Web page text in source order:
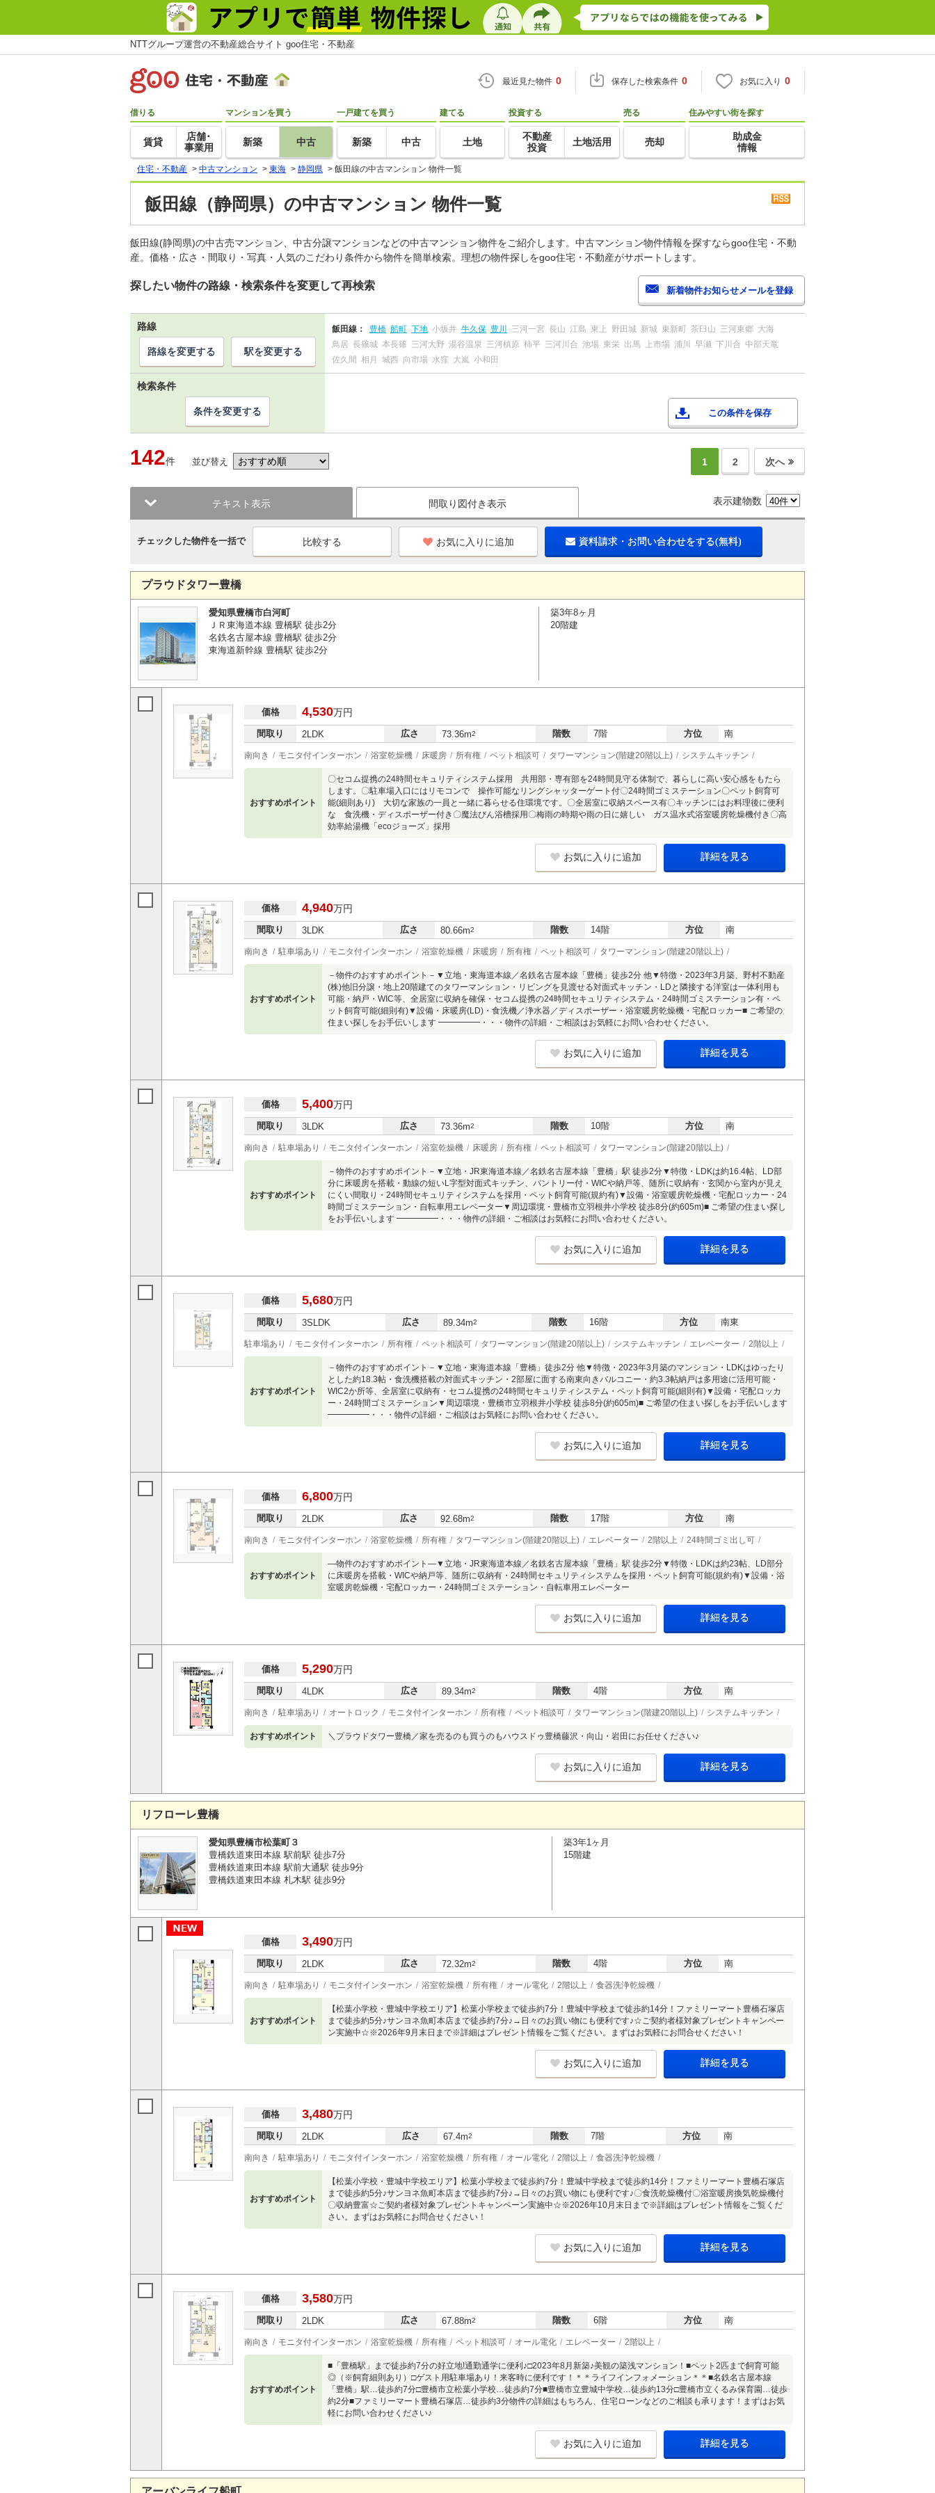
NTTグループ運営の不動産総合サイト goo住宅・不動産
最近見た物件 0 保存した検索条件 0 お気に入り 0
借りる
賃貸
店舗･
事業用
マンションを買う
新築 中古
一戸建てを買う
新築 中古
建てる
土地
投資する
不動産
投資
土地活用
売る
売却
住みやすい街を探す
助成金
情報
住宅・不動産 > 中古マンション > 東海 > 静岡県 > 飯田線の中古マンション 物件一覧
飯田線（静岡県）の中古マンション 物件一覧
飯田線(静岡県)の中古売マンション、中古分譲マンションなどの中古マンション物件をご紹介します。中古マンション物件情報を探すならgoo住宅・不動
産。価格・広さ・間取り・写真・人気のこだわり条件から物件を簡単検索。理想の物件探しをgoo住宅・不動産がサポートします。
探したい物件の路線・検索条件を変更して再検索
路線 飯田線： 豊橋 船町 下地 小坂井 牛久保 豊川 三河一宮 長山 江島 東上 野田城 新城 東新町 茶臼山 三河東郷 大海
鳥居 長篠城 本長篠 三河大野 湯谷温泉 三河槙原 柿平 三河川合 池場 東栄 出馬 上市場 浦川 早瀬 下川合 中部天竜
佐久間 相月 城西 向市場 水窪 大嵐 小和田
路線を変更する 駅を変更する
検索条件
この条件を保存
条件を変更する
142件 並び替え 1 2 次へ
テキスト表示 間取り図付き表示 表示建物数
チェックした物件を一括で お気に入りに追加 資料請求・お問い合わせをする(無料)
プラウドタワー豊橋
愛知県豊橋市白河町
ＪＲ東海道本線 豊橋駅 徒歩2分
名鉄名古屋本線 豊橋駅 徒歩2分
東海道新幹線 豊橋駅 徒歩2分
築3年8ヶ月
20階建
価格 4,530万円
間取り 2LDK 広さ 73.36m2 階数 7階 方位 南
南向き モニタ付インターホン 浴室乾燥機 床暖房 所有権 ペット相談可 タワーマンション(階建20階以上) システムキッチン
おすすめポイント
〇セコム提携の24時間セキュリティシステム採用 共用部・専有部を24時間見守る体制で、暮らしに高い安心感をもたら
します。〇駐車場入口にはリモコンで 操作可能なリングシャッターゲート付〇24時間ゴミステーション〇ペット飼育可
能(細則あり) 大切な家族の一員と一緒に暮らせる住環境です。〇全居室に収納スペース有〇キッチンにはお料理後に便利
な 食洗機・ディスポーザー付き〇魔法びん浴槽採用〇梅雨の時期や雨の日に嬉しい ガス温水式浴室暖房乾燥機付き〇高
効率給湯機「ecoジョーズ」採用
お気に入りに追加 詳細を見る
価格 4,940万円
間取り 3LDK 広さ 80.66m2 階数 14階 方位 南
南向き 駐車場あり モニタ付インターホン 浴室乾燥機 床暖房 所有権 ペット相談可 タワーマンション(階建20階以上)
おすすめポイント
－物件のおすすめポイント－▼立地・東海道本線／名鉄名古屋本線「豊橋」徒歩2分 他▼特徴・2023年3月築、野村不動産
(株)他旧分譲・地上20階建てのタワーマンション・リビングを見渡せる対面式キッチン・LDと隣接する洋室は一体利用も
可能・納戸・WIC等、全居室に収納を確保・セコム提携の24時間セキュリティシステム・24時間ゴミステーション有・ペ
ット飼育可能(細則有)▼設備・床暖房(LD)・食洗機／浄水器／ディスポーザー・浴室暖房乾燥機・宅配ロッカー■ ご希望の
住まい探しをお手伝いします ━━━━━・・・物件の詳細・ご相談はお気軽にお問い合わせください。
お気に入りに追加 詳細を見る
価格 5,400万円
間取り 3LDK 広さ 73.36m2 階数 10階 方位 南
南向き 駐車場あり モニタ付インターホン 浴室乾燥機 床暖房 所有権 ペット相談可 タワーマンション(階建20階以上)
おすすめポイント
－物件のおすすめポイント－▼立地・JR東海道本線／名鉄名古屋本線「豊橋」駅 徒歩2分▼特徴・LDKは約16.4帖、LD部
分に床暖房を搭載・動線の短いL字型対面式キッチン、パントリー付・WICや納戸等、随所に収納有・玄関から室内が見え
にくい間取り・24時間セキュリティシステムを採用・ペット飼育可能(規約有)▼設備・浴室暖房乾燥機・宅配ロッカー・24
時間ゴミステーション・自転車用エレベーター▼周辺環境・豊橋市立羽根井小学校 徒歩8分(約605m)■ ご希望の住まい探し
をお手伝いします ━━━━━・・・物件の詳細・ご相談はお気軽にお問い合わせください。
お気に入りに追加 詳細を見る
価格 5,680万円
間取り 3SLDK 広さ 89.34m2 階数 16階 方位 南東
駐車場あり モニタ付インターホン 所有権 ペット相談可 タワーマンション(階建20階以上) システムキッチン エレベーター 2階以上
おすすめポイント
－物件のおすすめポイント－▼立地・東海道本線「豊橋」徒歩2分 他▼特徴・2023年3月築のマンション・LDKはゆったり
とした約18.3帖・食洗機搭載の対面式キッチン・2部屋に面する南東向きバルコニー・約3.3帖納戸は多用途に活用可能・
WIC2か所等、全居室に収納有・セコム提携の24時間セキュリティシステム・ペット飼育可能(細則有)▼設備・宅配ロッカ
ー・24時間ゴミステーション▼周辺環境・豊橋市立羽根井小学校 徒歩8分(約605m)■ ご希望の住まい探しをお手伝いします
━━━━━・・・物件の詳細・ご相談はお気軽にお問い合わせください。
お気に入りに追加 詳細を見る
価格 6,800万円
間取り 2LDK 広さ 92.68m2 階数 17階 方位 南
南向き モニタ付インターホン 浴室乾燥機 所有権 タワーマンション(階建20階以上) エレベーター 2階以上 24時間ゴミ出し可
おすすめポイント
―物件のおすすめポイント―▼立地・JR東海道本線／名鉄名古屋本線「豊橋」駅 徒歩2分▼特徴・LDKは約23帖、LD部分
に床暖房を搭載・WICや納戸等、随所に収納有・24時間セキュリティシステムを採用・ペット飼育可能(規約有)▼設備・浴
室暖房乾燥機・宅配ロッカー・24時間ゴミステーション・自転車用エレベーター
お気に入りに追加 詳細を見る
価格 5,290万円
間取り 4LDK 広さ 89.34m2 階数 4階 方位 南
南向き 駐車場あり オートロック モニタ付インターホン 所有権 ペット相談可 タワーマンション(階建20階以上) システムキッチン
おすすめポイント ＼プラウドタワー豊橋／家を売るのも買うのもハウスドゥ豊橋藤沢・向山・岩田にお任せください♪
お気に入りに追加 詳細を見る
リフローレ豊橋
愛知県豊橋市松葉町３
豊橋鉄道東田本線 駅前駅 徒歩7分
豊橋鉄道東田本線 駅前大通駅 徒歩9分
豊橋鉄道東田本線 札木駅 徒歩9分
築3年1ヶ月
15階建
価格 3,490万円
間取り 2LDK 広さ 72.32m2 階数 4階 方位 南
南向き 駐車場あり モニタ付インターホン 浴室乾燥機 所有権 オール電化 2階以上 食器洗浄乾燥機
おすすめポイント
【松葉小学校・豊城中学校エリア】松葉小学校まで徒歩約7分！豊城中学校まで徒歩約14分！ファミリーマート豊橋石塚店
まで徒歩約5分♪サンヨネ魚町本店まで徒歩約7分♪→日々のお買い物にも便利です♪☆ご契約者様対象プレゼントキャンペー
ン実施中☆※2026年9月末日まで※詳細はプレゼント情報をご覧ください。まずはお気軽にお問合せください！
お気に入りに追加 詳細を見る
価格 3,480万円
間取り 2LDK 広さ 67.4m2 階数 7階 方位 南
南向き 駐車場あり モニタ付インターホン 浴室乾燥機 所有権 オール電化 2階以上 食器洗浄乾燥機
おすすめポイント
【松葉小学校・豊城中学校エリア】松葉小学校まで徒歩約7分！豊城中学校まで徒歩約14分！ファミリーマート豊橋石塚店
まで徒歩約5分♪サンヨネ魚町本店まで徒歩約7分♪→日々のお買い物にも便利です♪〇食洗乾燥機付〇浴室暖房換気乾燥機付
〇収納豊富☆ご契約者様対象プレゼントキャンペーン実施中☆※2026年10月末日まで※詳細はプレゼント情報をご覧くだ
さい。まずはお気軽にお問合せください！
お気に入りに追加 詳細を見る
価格 3,580万円
間取り 2LDK 広さ 67.88m2 階数 6階 方位 南
南向き モニタ付インターホン 浴室乾燥機 所有権 ペット相談可 オール電化 エレベーター 2階以上
おすすめポイント
■「豊橋駅」まで徒歩約7分の好立地!通勤通学に便利♪□2023年8月新築♪美観の築浅マンション！■ペット2匹まで飼育可能
◎（※飼育細則あり）□ゲスト用駐車場あり！来客時に便利です！＊＊ライフインフォメーション＊＊■名鉄名古屋本線
「豊橋」駅…徒歩約7分□豊橋市立松葉小学校…徒歩約7分■豊橋市立豊城中学校…徒歩約13分□豊橋市立くるみ保育園…徒歩
約2分■ファミリーマート豊橋石塚店…徒歩約3分物件の詳細はもちろん、住宅ローンなどのご相談も承ります！まずはお気
軽にお問い合わせください♪
お気に入りに追加 詳細を見る